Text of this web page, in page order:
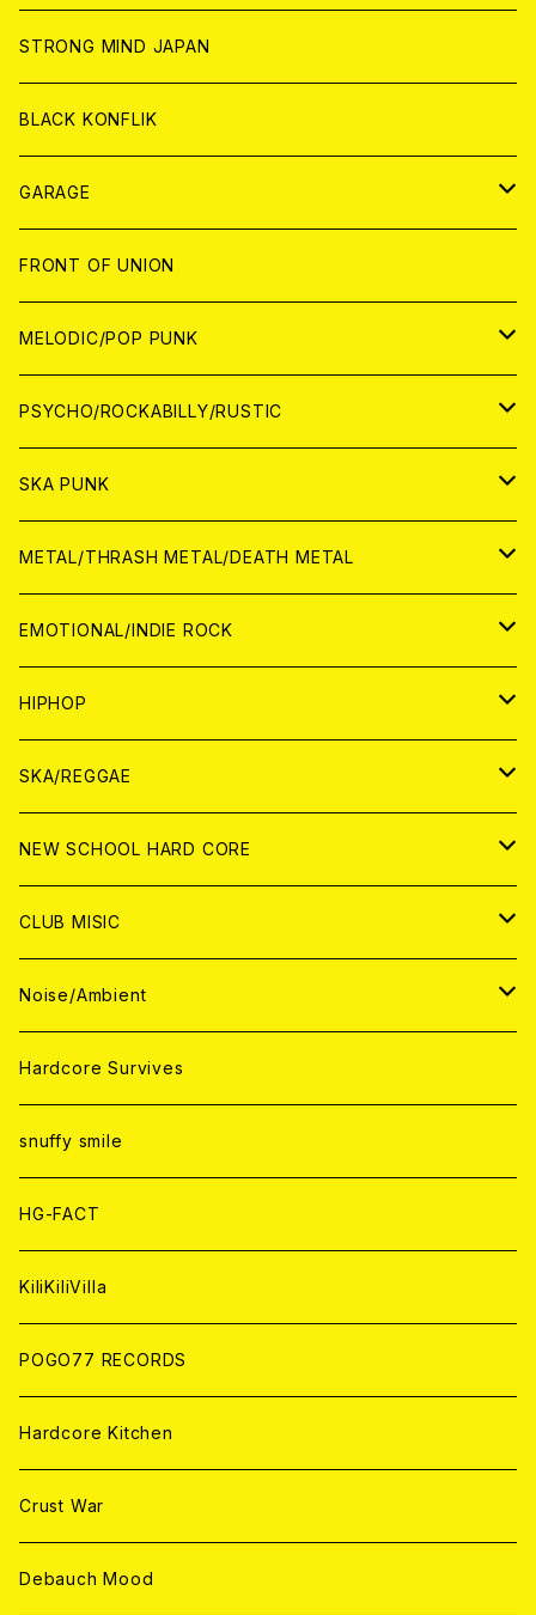
ANALOG
ANALOG
CD
ANALOG
CD
ANALOG
WORLD
CD
ANALOG
STRONG MIND JAPAN
BLACK KONFLIK
GARAGE
JAPAN
アナログ
CD
WORLD
アナログ
CD
FRONT OF UNION
MELODIC/POP PUNK
JAPAN
CD
ANALOG
WORLD
CD
ANALOG
PSYCHO/ROCKABILLY/RUSTIC
JAPAN
CD
ANALOG
WORLD
CD
ANALOG
SKA PUNK
JAPAN
CD
ANALOG
WORLD
CD
ANALOG
METAL/THRASH METAL/DEATH METAL
JAPAN
CD
ANALOG
WORLD
ANALOG
CD
EMOTIONAL/INDIE ROCK
JAPAN
CD
ANALOG
WORLD
CD
ANALOG
HIPHOP
JAPAN
CD
ANALOG
WORLD
CD
ANALOG
SKA/REGGAE
JAPAN
CD
ANALOG
WORLD
CD
ANALOG
NEW SCHOOL HARD CORE
JAPAN
CD
ANALOG
WORLD
CD
ANALOG
CLUB MISIC
JAPAN
CD
ANALOG
WORLD
CD
ANALOG
Noise/Ambient
JAPAN
CD
ANALOG
WORLD
CD
ANALOG
Hardcore Survives
snuffy smile
HG-FACT
KiliKiliVilla
POGO77 RECORDS
Hardcore Kitchen
Crust War
Debauch Mood